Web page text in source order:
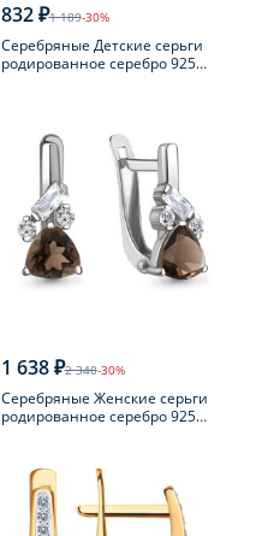
832 ₽1 189-30%
Серебряные Детские серьги
родированное серебро 925
1 638 ₽2 340-30%
Серебряные Женские серьги
родированное серебро 925